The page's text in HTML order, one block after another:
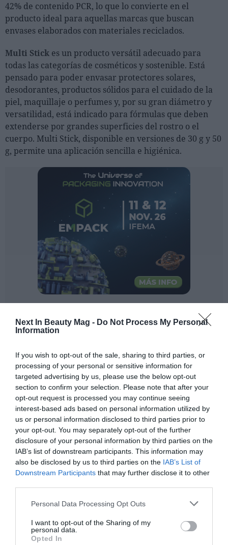
Next In Beauty Mag - Do Not Process My Personal
Information
If you wish to opt-out of the sale, sharing to third parties, or
processing of your personal or sensitive information for
targeted advertising by us, please use the below opt-out
section to confirm your selection. Please note that after your
opt-out request is processed you may continue seeing
interest-based ads based on personal information utilized by
us or personal information disclosed to third parties prior to
your opt-out. You may separately opt-out of the further
disclosure of your personal information by third parties on the
IAB’s list of downstream participants. This information may
also be disclosed by us to third parties on the IAB’s List of
Downstream Participants that may further disclose it to other
Personal Data Processing Opt Outs
I want to opt-out of the Sharing of my
personal data.
Opted In
Lujo
Eventos
Agenda de actividades
Ferias sectoriales
Formaciones destacadas
Opinión
Revista
Registrarse
INICIAR SESIÓN
42% de contenido PCR, lo que lo convierte en el
producto ideal para aquellas marcas que buscan
envases elaborados con materiales reciclados.
Multi Stick es un producto versátil adecuado para
todas las categorías de cosméticos y sostenible. Está
pensado para poder envasar protectores solares,
desodorantes, productos sólidos para el cuidado de la
piel, maquillaje o perfumes y, por su gran diámetro y
versatilidad, está indicado para fórmulas que deben
extenderse por grandes superficies del rostro o el
cuerpo. Multi Stick, disponible en versiones de 30 g y 50
g, permite una aplicación sencilla e higiénica.
Quadpack presenta los productos que componen la
gama con contenido PCR:
PET Lipstick:este envase para pintalabios se
elabora íntegramente con PET, un material